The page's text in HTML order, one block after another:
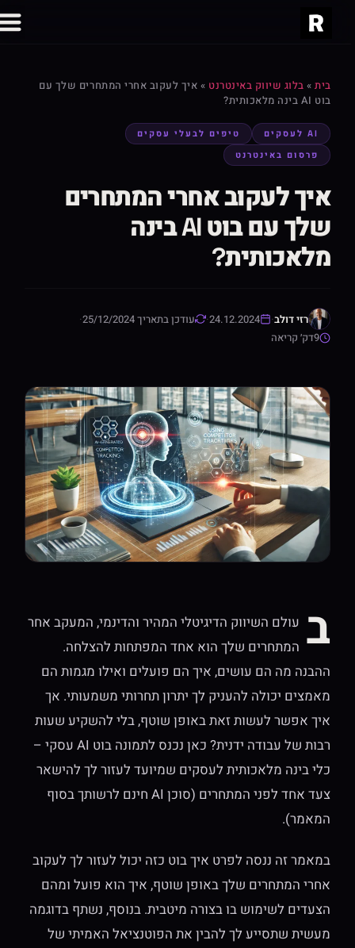
בית»בלוג שיווק באינטרנט»איך לעקוב אחרי המתחרים שלך עם
בוט AI בינה מלאכותית?
AI לעסקים
טיפים לבעלי עסקים
פרסום באינטרנט
איך לעקוב אחרי המתחרים
שלך עם בוט AI בינה
מלאכותית?
רזי דולב·
24.12.2024
· עודכן בתאריך 25/12/2024
·
9דק׳ קריאה
ב עולם השיווק הדיגיטלי המהיר והדינמי, המעקב אחר
המתחרים שלך הוא אחד המפתחות להצלחה.
ההבנה מה הם עושים, איך הם פועלים ואילו מגמות הם
מאמצים יכולה להעניק לך יתרון תחרותי משמעותי. אך
איך אפשר לעשות זאת באופן שוטף, בלי להשקיע שעות
רבות של עבודה ידנית? כאן נכנס לתמונה בוט AI עסקי –
כלי בינה מלאכותית לעסקים שמיועד לעזור לך להישאר
צעד אחד לפני המתחרים
(סוכן AI חינם לרשותך בסוף
המאמר).
במאמר זה ננסה לפרט איך בוט כזה יכול לעזור לך לעקוב
אחרי המתחרים שלך באופן שוטף, איך הוא פועל ומהם
הצעדים לשימוש בו בצורה מיטבית. בנוסף, נשתף בדוגמה
מעשית שתסייע לך להבין את הפוטנציאל האמיתי של